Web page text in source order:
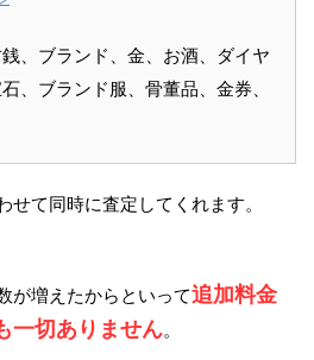
、ブランド、金、お酒、ダイヤ
、ブランド服、骨董品、金券、
せて同時に査定してくれます。
が増えたからといって追加料金
一切ありません。